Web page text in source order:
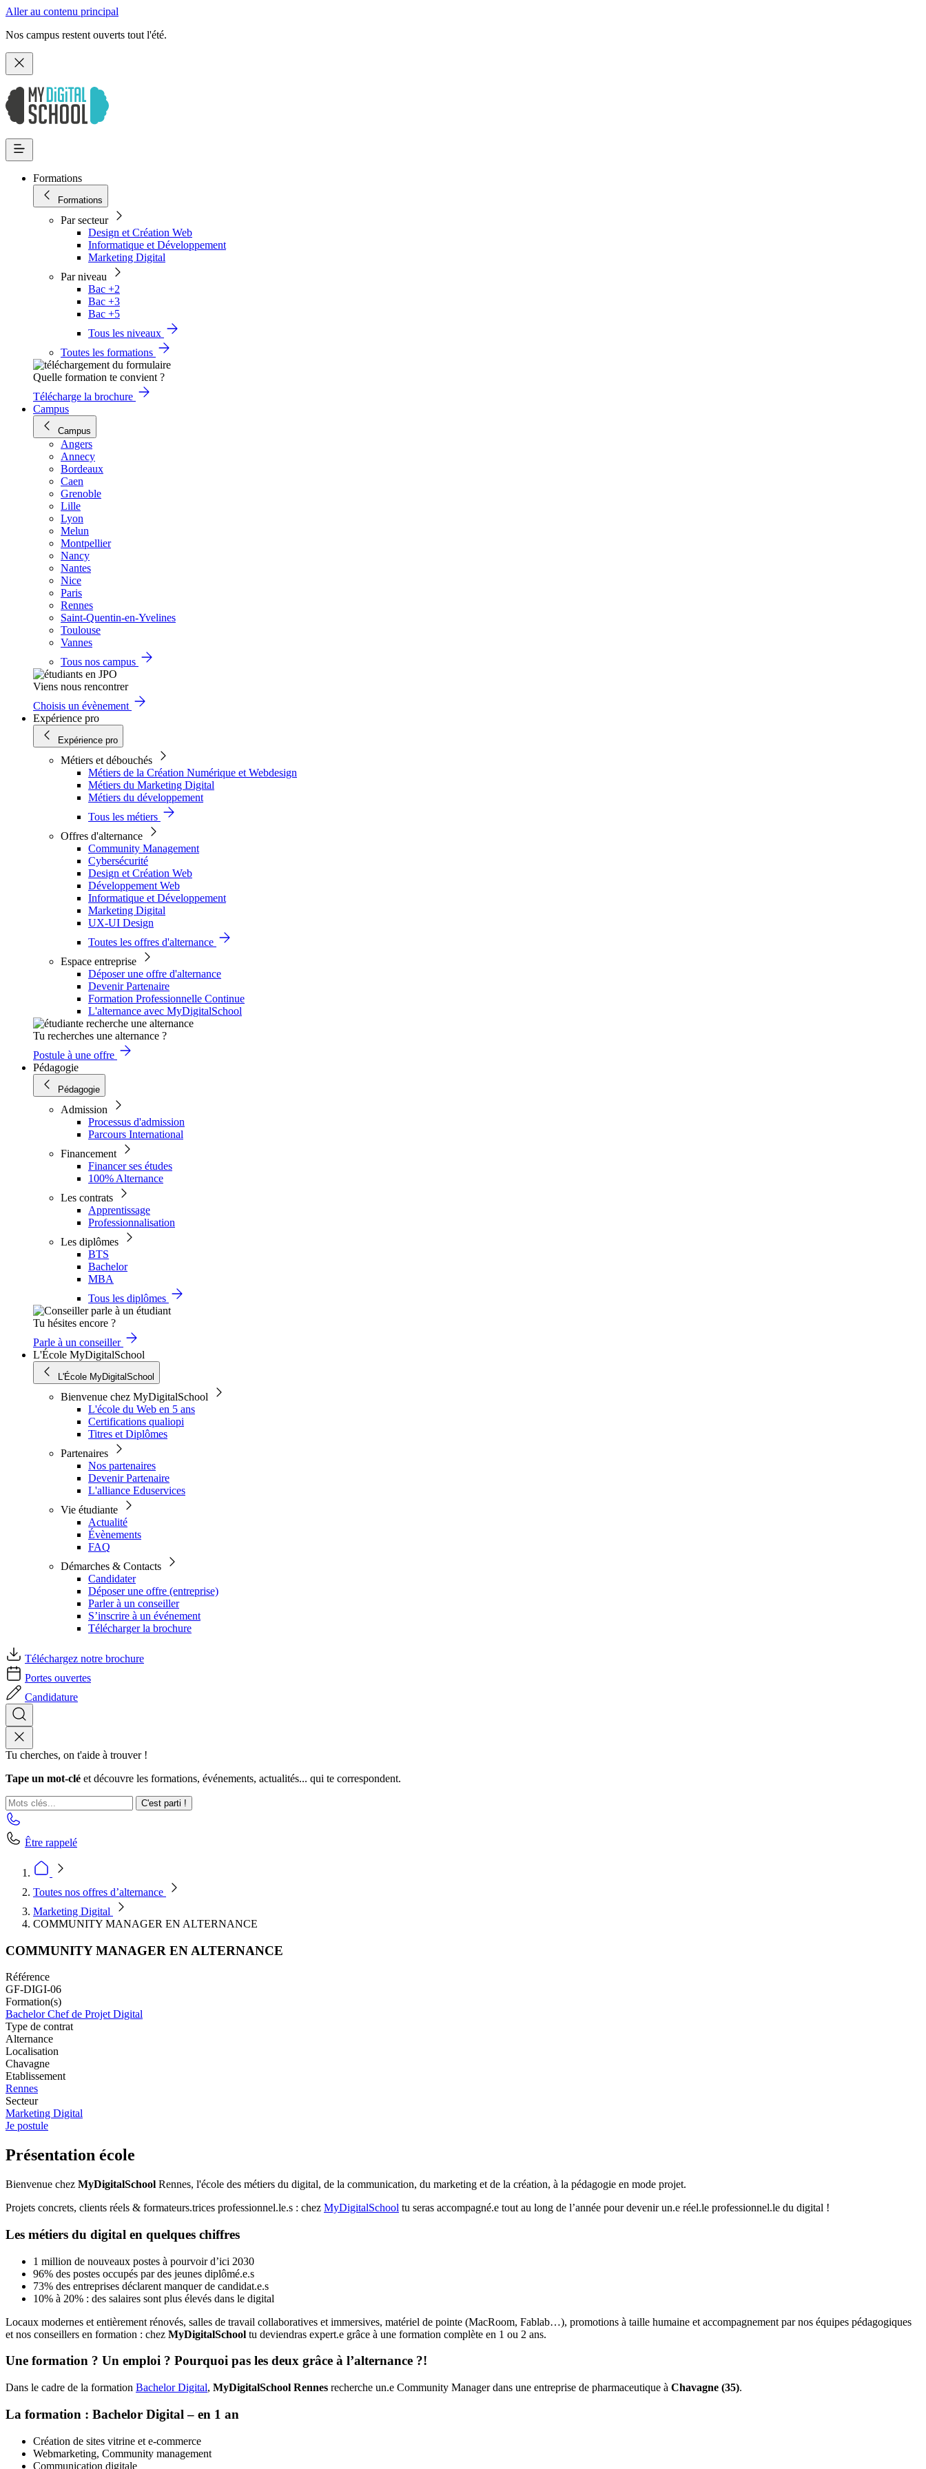
Aller au contenu principal
Nos campus restent ouverts tout l'été.
Formations
Formations
Par secteur
Design et Création Web
Informatique et Développement
Marketing Digital
Par niveau
Bac +2
Bac +3
Bac +5
Tous les niveaux
Toutes les formations
Quelle formation te convient ?
Télécharge la brochure
Campus
Campus
Angers
Annecy
Bordeaux
Caen
Grenoble
Lille
Lyon
Melun
Montpellier
Nancy
Nantes
Nice
Paris
Rennes
Saint-Quentin-en-Yvelines
Toulouse
Vannes
Tous nos campus
Viens nous rencontrer
Choisis un évènement
Expérience pro
Expérience pro
Métiers et débouchés
Métiers de la Création Numérique et Webdesign
Métiers du Marketing Digital
Métiers du développement
Tous les métiers
Offres d'alternance
Community Management
Cybersécurité
Design et Création Web
Développement Web
Informatique et Développement
Marketing Digital
UX-UI Design
Toutes les offres d'alternance
Espace entreprise
Déposer une offre d'alternance
Devenir Partenaire
Formation Professionnelle Continue
L'alternance avec MyDigitalSchool
Tu recherches une alternance ?
Postule à une offre
Pédagogie
Pédagogie
Admission
Processus d'admission
Parcours International
Financement
Financer ses études
100% Alternance
Les contrats
Apprentissage
Professionnalisation
Les diplômes
BTS
Bachelor
MBA
Tous les diplômes
Tu hésites encore ?
Parle à un conseiller
L'École MyDigitalSchool
L'École MyDigitalSchool
Bienvenue chez MyDigitalSchool
L'école du Web en 5 ans
Certifications qualiopi
Titres et Diplômes
Partenaires
Nos partenaires
Devenir Partenaire
L'alliance Eduservices
Vie étudiante
Actualité
Évènements
FAQ
Démarches & Contacts
Candidater
Déposer une offre (entreprise)
Parler à un conseiller
S’inscrire à un événement
Télécharger la brochure
Téléchargez notre brochure
Portes ouvertes
Candidature
Tu cherches, on t'aide à trouver !
Tape un mot-clé et découvre les formations, événements, actualités... qui te correspondent.
C'est parti !
Être rappelé
Toutes nos offres d’alternance
Marketing Digital
COMMUNITY MANAGER EN ALTERNANCE
COMMUNITY MANAGER EN ALTERNANCE
Référence
GF-DIGI-06
Formation(s)
Bachelor Chef de Projet Digital
Type de contrat
Alternance
Localisation
Chavagne
Etablissement
Rennes
Secteur
Marketing Digital
Je postule
Présentation école
Bienvenue chez MyDigitalSchool Rennes, l'école des métiers du digital, de la communication, du marketing et de la création, à la pédagogie en mode projet.
Projets concrets, clients réels & formateurs.trices professionnel.le.s : chez MyDigitalSchool tu seras accompagné.e tout au long de l’année pour devenir un.e réel.le professionnel.le du digital !
Les métiers du digital en quelques chiffres
1 million de nouveaux postes à pourvoir d’ici 2030
96% des postes occupés par des jeunes diplômé.e.s
73% des entreprises déclarent manquer de candidat.e.s
10% à 20% : des salaires sont plus élevés dans le digital
Locaux modernes et entièrement rénovés, salles de travail collaboratives et immersives, matériel de pointe (MacRoom, Fablab…), promotions à taille humaine et accompagnement par nos équipes pédagogiques
et nos conseillers en formation : chez MyDigitalSchool tu deviendras expert.e grâce à une formation complète en 1 ou 2 ans.
Une formation ? Un emploi ? Pourquoi pas les deux grâce à l’alternance ?!
Dans le cadre de la formation Bachelor Digital, MyDigitalSchool Rennes recherche un.e Community Manager dans une entreprise de pharmaceutique à Chavagne (35).
La formation : Bachelor Digital – en 1 an
Création de sites vitrine et e-commerce
Webmarketing, Community management
Communication digitale